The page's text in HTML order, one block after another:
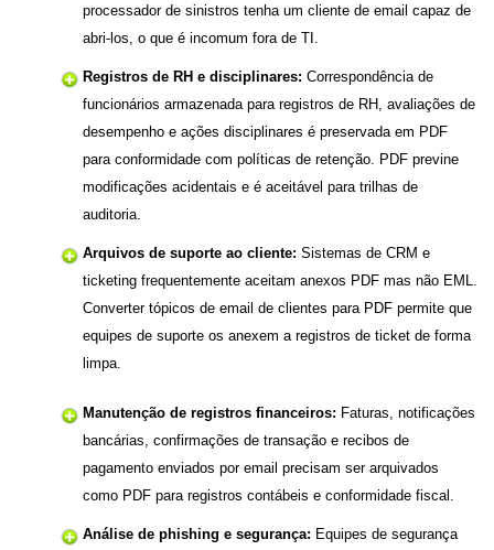
processador de sinistros tenha um cliente de email capaz de
abri-los, o que é incomum fora de TI.
Registros de RH e disciplinares: Correspondência de
funcionários armazenada para registros de RH, avaliações de
desempenho e ações disciplinares é preservada em PDF
para conformidade com políticas de retenção. PDF previne
modificações acidentais e é aceitável para trilhas de
auditoria.
Arquivos de suporte ao cliente: Sistemas de CRM e
ticketing frequentemente aceitam anexos PDF mas não EML.
Converter tópicos de email de clientes para PDF permite que
equipes de suporte os anexem a registros de ticket de forma
limpa.
Manutenção de registros financeiros: Faturas, notificações
bancárias, confirmações de transação e recibos de
pagamento enviados por email precisam ser arquivados
como PDF para registros contábeis e conformidade fiscal.
Análise de phishing e segurança: Equipes de segurança